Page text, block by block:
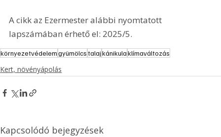
A cikk az Ezermester alábbi nyomtatott
lapszámában érhető el: 2025/5.
környezetvédelemgyümölcstalajkánikulaklímaváltozás
Kert, növényápolás
Kapcsolódó bejegyzések